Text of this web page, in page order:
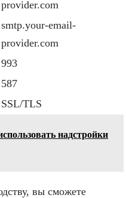
provider.com
smtp.your-email-
provider.com
993
587
SSL/TLS
надстройки
вы сможете